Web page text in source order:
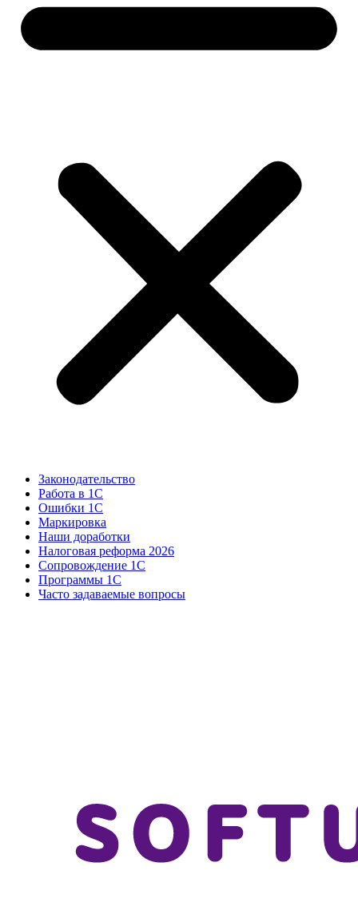
Законодательство
Работа в 1С
Ошибки 1С
Маркировка
Наши доработки
Налоговая реформа 2026
Сопровождение 1С
Программы 1С
Часто задаваемые вопросы